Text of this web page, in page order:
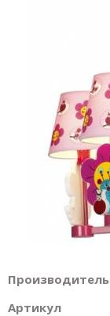
Производитель
Артикул